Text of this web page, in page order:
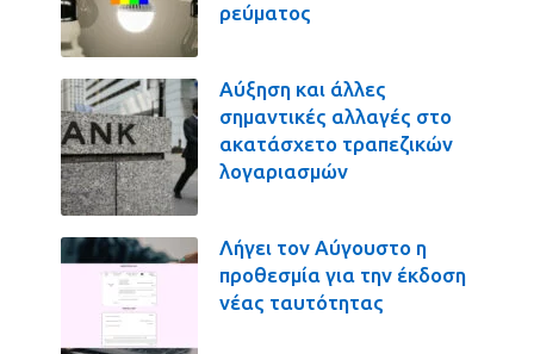
ρεύματος
Αύξηση και άλλες
σημαντικές αλλαγές στο
ακατάσχετο τραπεζικών
λογαριασμών
Λήγει τον Αύγουστο η
προθεσμία για την έκδοση
νέας ταυτότητας